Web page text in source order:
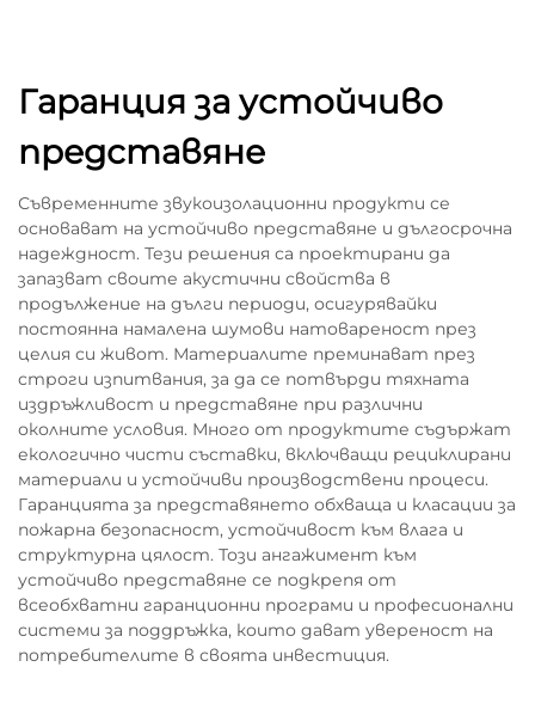
Гаранция за устойчиво
представяне
Съвременните звукоизолационни продукти се
основават на устойчиво представяне и дългосрочна
надеждност. Тези решения са проектирани да
запазват своите акустични свойства в
продължение на дълги периоди, осигурявайки
постоянна намалена шумови натовареност през
целия си живот. Материалите преминават през
строги изпитвания, за да се потвърди тяхната
издръжливост и представяне при различни
околните условия. Много от продуктите съдържат
екологично чисти съставки, включващи рециклирани
материали и устойчиви производствени процеси.
Гаранцията за представянето обхваща и класации за
пожарна безопасност, устойчивост към влага и
структурна цялост. Този ангажимент към
устойчиво представяне се подкрепя от
всеобхватни гаранционни програми и професионални
системи за поддръжка, които дават увереност на
потребителите в своята инвестиция.